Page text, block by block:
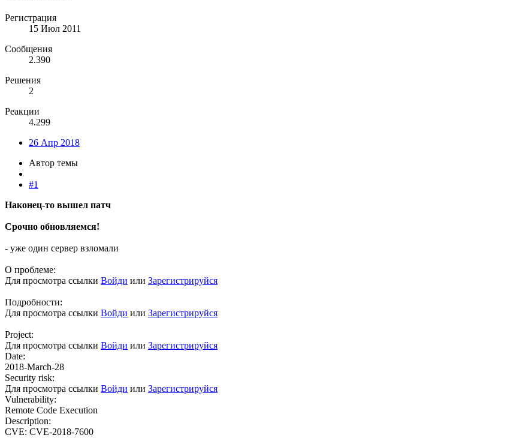
Регистрация
15 Июл 2011
Сообщения
2.390
Решения
2
Реакции
4.299
26 Апр 2018
Автор темы
#1
Наконец-то вышел патч
Срочно обновляемся!
- уже один сервер взломали
О проблеме:
Для просмотра ссылки Войди или Зарегистрируйся
Подробности:
Для просмотра ссылки Войди или Зарегистрируйся
Project:
Для просмотра ссылки Войди или Зарегистрируйся
Date:
2018-March-28
Security risk:
Для просмотра ссылки Войди или Зарегистрируйся
Vulnerability:
Remote Code Execution
Description:
CVE: CVE-2018-7600